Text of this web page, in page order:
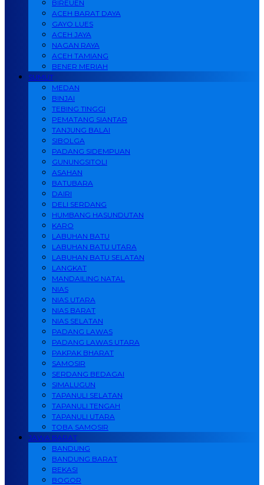
BIREUEN
ACEH BARAT DAYA
GAYO LUES
ACEH JAYA
NAGAN RAYA
ACEH TAMIANG
BENER MERIAH
SUMUT
MEDAN
BINJAI
TEBING TINGGI
PEMATANG SIANTAR
TANJUNG BALAI
SIBOLGA
PADANG SIDEMPUAN
GUNUNGSITOLI
ASAHAN
BATUBARA
DAIRI
DELI SERDANG
HUMBANG HASUNDUTAN
KARO
LABUHAN BATU
LABUHAN BATU UTARA
LABUHAN BATU SELATAN
LANGKAT
MANDAILING NATAL
NIAS
NIAS UTARA
NIAS BARAT
NIAS SELATAN
PADANG LAWAS
PADANG LAWAS UTARA
PAKPAK BHARAT
SAMOSIR
SERDANG BEDAGAI
SIMALUGUN
TAPANULI SELATAN
TAPANULI TENGAH
TAPANULI UTARA
TOBA SAMOSIR
JAWA BARAT
BANDUNG
BANDUNG BARAT
BEKASI
BOGOR